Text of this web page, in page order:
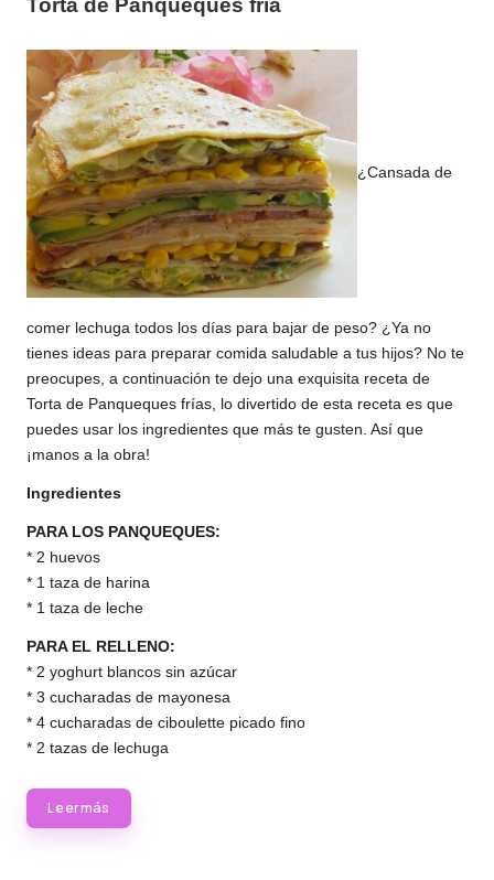
Torta de Panqueques fría
¿Cansada de
comer lechuga todos los días para bajar de peso? ¿Ya no
tienes ideas para preparar comida saludable a tus hijos? No te
preocupes, a continuación te dejo una exquisita receta de
Torta de Panqueques frías, lo divertido de esta receta es que
puedes usar los ingredientes que más te gusten. Así que
¡manos a la obra!
Ingredientes
PARA LOS PANQUEQUES:
* 2 huevos
* 1 taza de harina
* 1 taza de leche
PARA EL RELLENO:
* 2 yoghurt blancos sin azúcar
* 3 cucharadas de mayonesa
* 4 cucharadas de ciboulette picado fino
* 2 tazas de lechuga
Leer más